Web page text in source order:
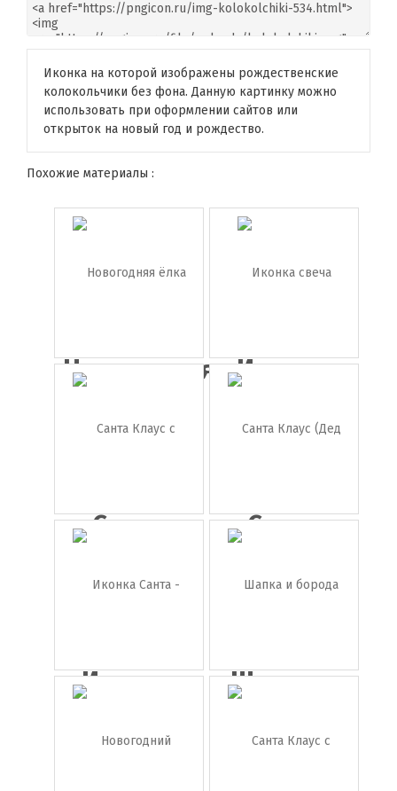
Иконка на которой изображены рождественские
колокольчики без фона. Данную картинку можно
использовать при оформлении сайтов или
открыток на новый год и рождество.
Похожие материалы :
Новогодняя
ёлка с...
Иконка
Санта
Клаус с
пус...
Санта
(Дед ...
Иконка
Санта -
Де...
Шапка и
борода
Са...